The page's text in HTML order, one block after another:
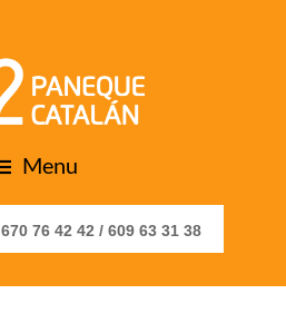
Menu
670 76 42 42 / 609 63 31 38